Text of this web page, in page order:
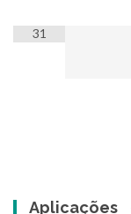
31
Aplicações